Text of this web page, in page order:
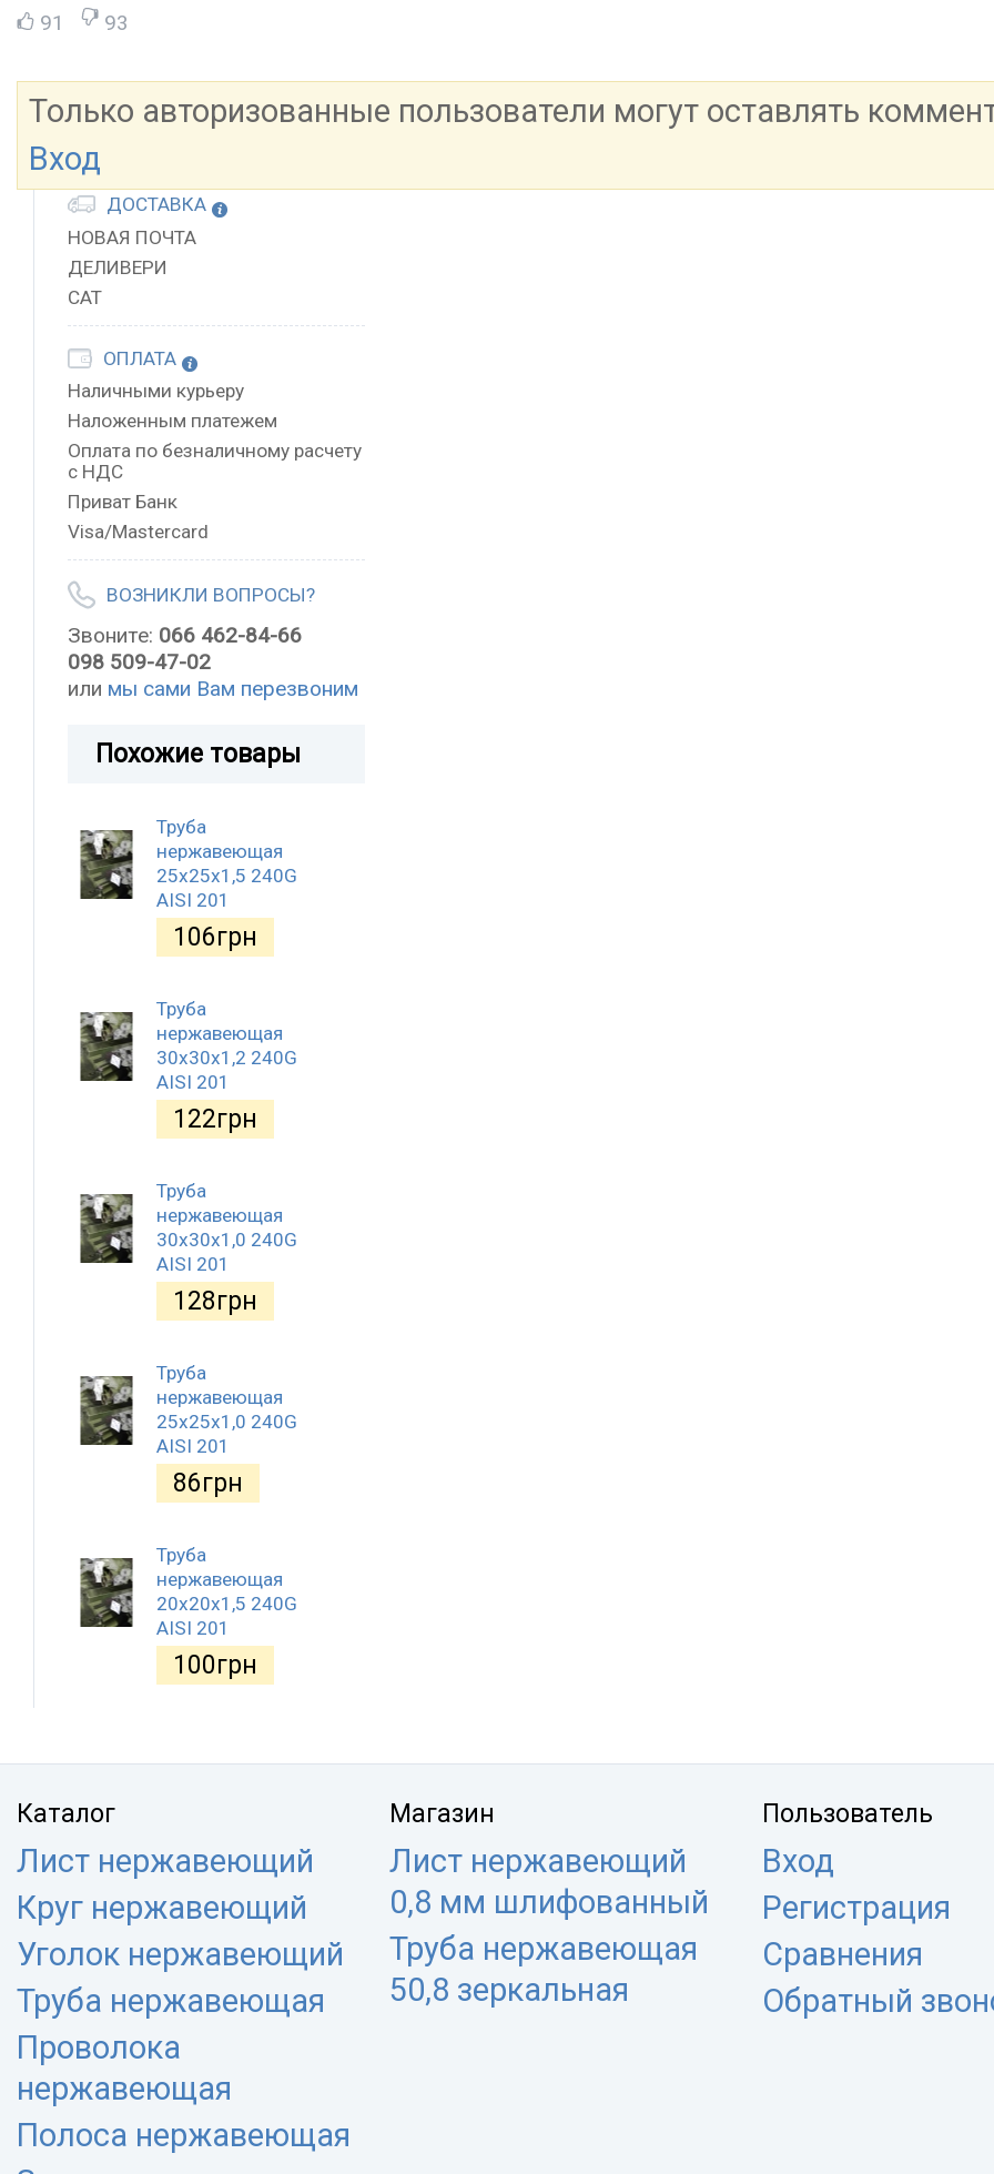
91 93
Только авторизованные пользователи могут оставлять
Вход
ДОСТАВКА
НОВАЯ ПОЧТА
ДЕЛИВЕРИ
САТ
ОПЛАТА
Наличными курьеру
Наложенным платежем
Оплата по безналичному расчету
с НДС
Приват Банк
Visa/Mastercard
ВОЗНИКЛИ ВОПРОСЫ?
Звоните: 066 462-84-66
098 509-47-02
или мы сами Вам перезвоним
Похожие товары
Труба
нержавеющая
25х25х1,5 240G
AISI 201
106грн
Труба
нержавеющая
30х30х1,2 240G
AISI 201
122грн
Труба
нержавеющая
30х30х1,0 240G
AISI 201
128грн
Труба
нержавеющая
25х25х1,0 240G
AISI 201
86грн
Труба
нержавеющая
20х20х1,5 240G
AISI 201
100грн
Каталог
Лист нержавеющий
Круг нержавеющий
Уголок нержавеющий
Труба нержавеющая
Проволока
нержавеющая
Полоса нержавеющая
Магазин
Лист нержавеющий
0,8 мм шлифованный
Труба нержавеющая
50,8 зеркальная
Пользователь
Вход
Регистрация
Сравнения
Обратный